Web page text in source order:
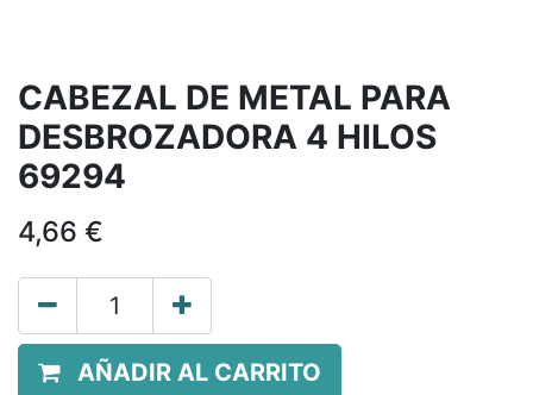
CABEZAL DE METAL PARA
DESBROZADORA 4 HILOS
69294
4,66 €
AÑADIR AL CARRITO